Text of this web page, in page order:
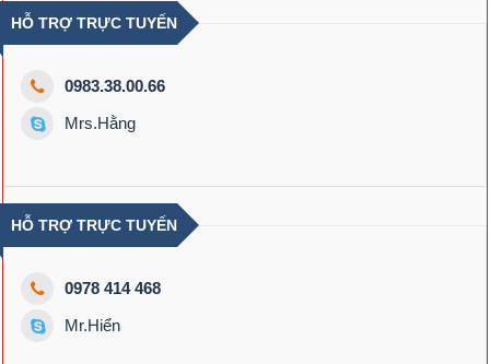
HỖ TRỢ TRỰC TUYẾN
0983.38.00.66
Mrs.Hằng
HỖ TRỢ TRỰC TUYẾN
0978 414 468
Mr.Hiển